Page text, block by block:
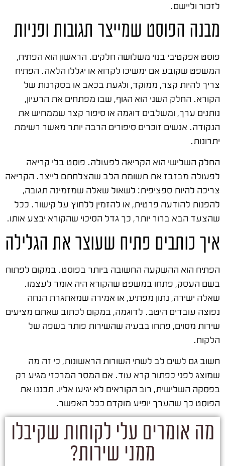
לזכור וליישם.
מבנה הפוסט שמייצר תגובות ופניות
פוסט אפקטיבי בנוי משלושה חלקים. הראשון הוא הפתיח,
המשפט שקובע אם ימשיכו לקרוא או יגללו הלאה. הפתיח
צריך להיות קצר, ממוקד, ולגעת בכאב או בסקרנות של
הקורא. החלק השני הוא הגוף, שבו מפתחים את הרעיון,
נותנים ערך, ומשלבים דוגמה או סיפור קצר שממחיש את
הנקודה. אנשים זוכרים סיפורים הרבה יותר מאשר רשימת
יתרונות.
החלק השלישי הוא הקריאה לפעולה. פוסט בלי קריאה
לפעולה מבזבז את תשומת הלב שהצלחתם לייצר. הקריאה
צריכה להיות ספציפית: לשאול שאלה שמזמינה תגובה,
להפנות להודעה פרטית, או להזמין ללחוץ על קישור. ככל
שהצעד הבא ברור יותר, כך גדל הסיכוי שהקורא יבצע אותו.
איך כותבים פתיח שעוצר את הגלילה
הפתיח הוא ההשקעה החשובה ביותר בפוסט. במקום לפתוח
בשם העסק, פתחו במשפט שהקורא היה אומר לעצמו.
שאלה ישירה, נתון מפתיע, או אמירה שמאתגרת הנחה
נפוצה עובדים היטב. לדוגמה, במקום לכתוב שאתם מציעים
שירות מסוים, פתחו בבעיה שהשירות פותר בשפה של
הלקוח.
חשוב גם לשים לב לשתי השורות הראשונות, כי זה מה
שמוצג לפני כפתור קרא עוד. אם המסר המרכזי מגיע רק
בפסקה השלישית, רוב הקוראים לא יגיעו אליו. תכננו את
הפוסט כך שהערך יופיע מוקדם ככל האפשר.
מה אומרים עלי לקוחות שקיבלו
ממני שירות?